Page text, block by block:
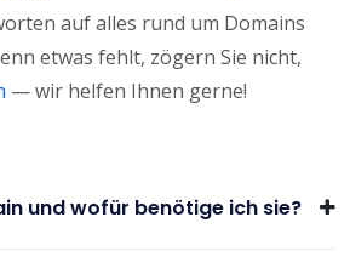
auf alles rund um Domains
etwas fehlt, zögern Sie nicht,
— wir helfen Ihnen gerne!
und wofür benötige ich sie?